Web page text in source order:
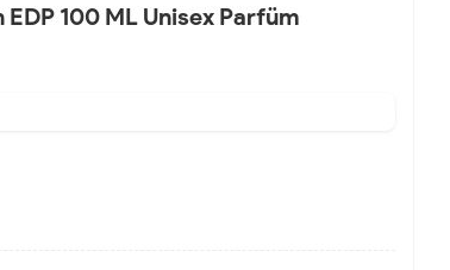
100 ML Unisex Parfüm